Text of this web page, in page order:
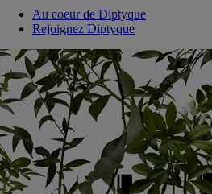
Au coeur de Diptyque
Rejoignez Diptyque